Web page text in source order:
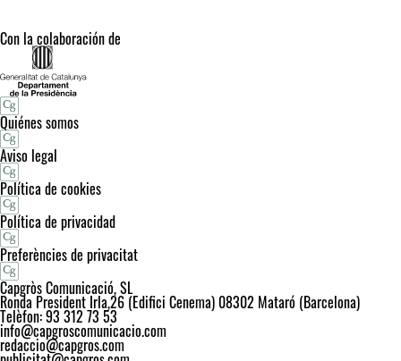
Con la colaboración de
Quiénes somos
Aviso legal
Política de cookies
Política de privacidad
Preferències de privacitat
Capgròs Comunicació, SL
Ronda President Irla,26 (Edifici Cenema) 08302 Mataró (Barcelona)
Telèfon: 93 312 73 53
info@capgroscomunicacio.com
redaccio@capgros.com